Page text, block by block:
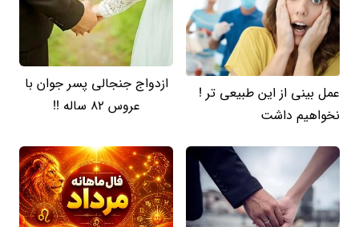
عمل بینی از این طبیعی تر !
نخواهیم داشت
ازدواج جنجالی پسر جوان با
عروس 82 ساله !!